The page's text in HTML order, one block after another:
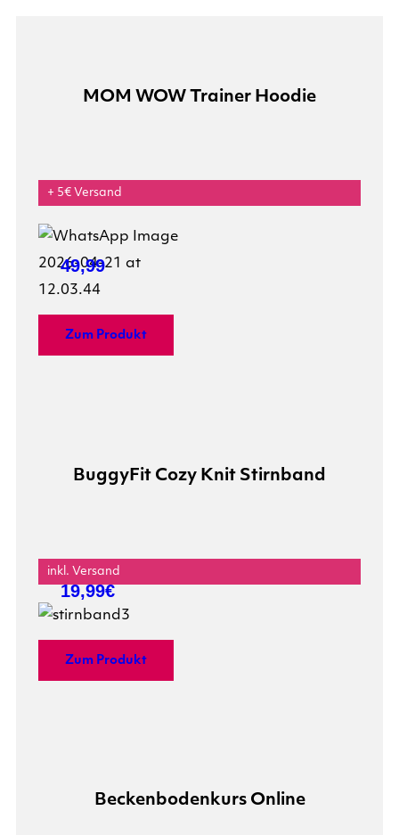
MOM WOW Trainer Hoodie
+ 5€ Versand
49,99
Zum Produkt
BuggyFit Cozy Knit Stirnband
inkl. Versand
19,99€
Zum Produkt
Beckenbodenkurs Online